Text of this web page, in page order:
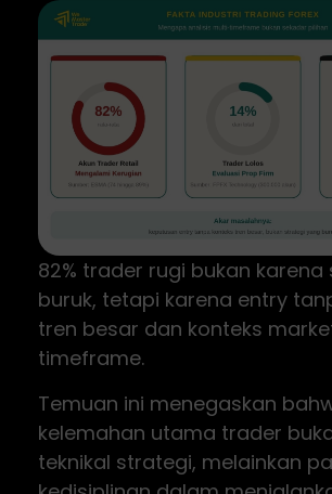
82% trader rugi bukan
buruk, tetapi karena entry
tren besar dan konteks
timeframe.
Temuan ini menegaskan
kelemahan utama trader
teknikal strategi, melainkan